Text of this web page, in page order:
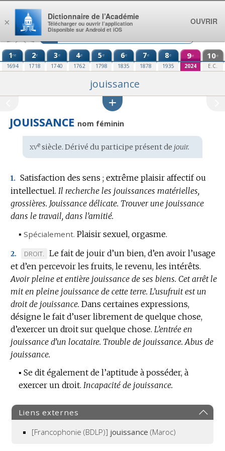
Aller au contenu
1re
1694
2e
1718
3e
1740
4e
1762
5e
1798
6e
1835
7e
1878
8e
1935
9e
2024
10e
E.C.
jouissance
JOUISSANCE nom féminin
Étymologie
:
xvesiècle. Dérivé du participe présent de jouir.
1. Satisfaction des sens ; extrême plaisir affectif ou
intellectuel. Il recherche les jouissances matérielles,
grossières. Jouissance délicate. Trouver une jouissance
dans le travail, dans l’amitié.
▪ Spécialement. Plaisir sexuel, orgasme.
2.
MARQUE
DE
DOMAINE
:
DROIT.
Le fait de jouir d’un bien, d’en avoir l’usage
et d’en percevoir les fruits, le revenu, les intérêts.
Avoir pleine et entière jouissance de ses biens. Cet arrêt le
mit en pleine jouissance de cette terre. L’usufruit est un
droit de jouissance. Dans certaines expressions,
désigne le fait d’user librement de quelque chose,
d’exercer un droit sur quelque chose. L’entrée en
jouissance d’un locataire. Trouble de jouissance. Abus de
jouissance.
▪ Se dit également de l’aptitude à posséder, à
exercer un droit. Incapacité de jouissance.
Liens externes
[Francophonie (BDLP)] jouissance (Maroc)
×
Dictionnaire de l’Académie
Télécharger ou ouvrir l’application
Disponible sur Android et iOS
OUVRIR